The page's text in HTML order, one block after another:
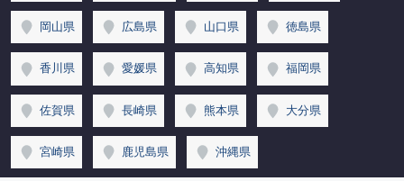
岡山県 広島県 山口県 徳島県
香川県 愛媛県 高知県 福岡県
佐賀県 長崎県 熊本県 大分県
宮崎県 鹿児島県 沖縄県